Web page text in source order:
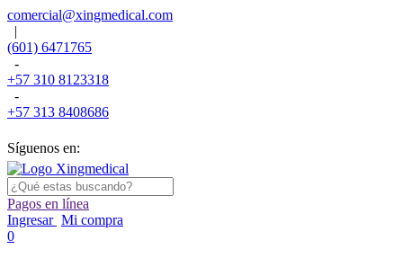
comercial@xingmedical.com
|
(601) 6471765
-
+57 310 8123318
-
+57 313 8408686
Síguenos en:
Pagos en línea
Ingresar Mi compra
0